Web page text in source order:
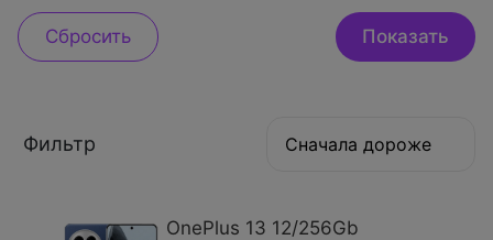
Фильтр Сначала дороже
OnePlus 13 12/256Gb